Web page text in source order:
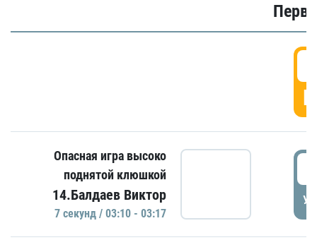
Опасная игра высоко
поднятой клюшкой
14.Балдаев Виктор
7 секунд / 03:10 - 03:17